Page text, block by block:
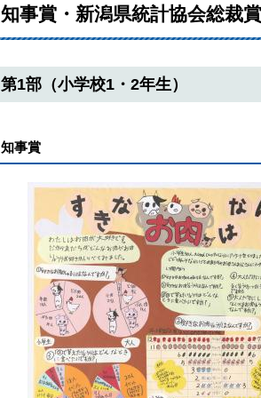
知事賞・新潟県統計協会総裁賞
第1部（小学校1・2年生）
知事賞